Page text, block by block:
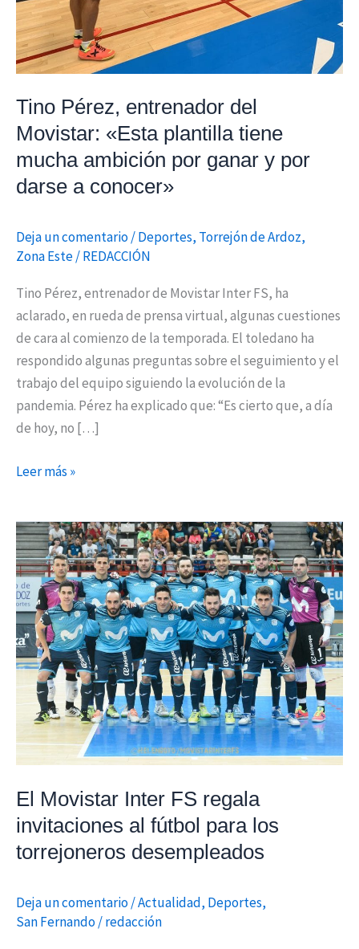
Tino Pérez, entrenador del
Movistar: «Esta plantilla tiene
mucha ambición por ganar y por
darse a conocer»
Deja un comentario/Deportes, Torrejón de Ardoz,
Zona Este/REDACCIÓN
Tino Pérez, entrenador de Movistar Inter FS, ha
aclarado, en rueda de prensa virtual, algunas cuestiones
de cara al comienzo de la temporada. El toledano ha
respondido algunas preguntas sobre el seguimiento y el
trabajo del equipo siguiendo la evolución de la
pandemia. Pérez ha explicado que: “Es cierto que, a día
de hoy, no […]
mucha
ambición
por
por
darse
conocer»
Leer más »
El Movistar Inter FS regala
invitaciones al fútbol para los
torrejoneros desempleados
Deja un comentario/Actualidad, Deportes,
San Fernando/redacción
El
Movistar
Inter
FS
regala
invitaciones
al
fútbol
para
los
torrejoneros